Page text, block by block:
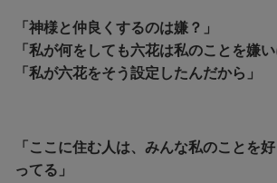
「神様と仲良くするのは嫌？」
「私が何をしても六花は私のことを嫌い
「私が六花をそう設定したんだから」
「ここに住む人は、みんな私のことを
ってる」